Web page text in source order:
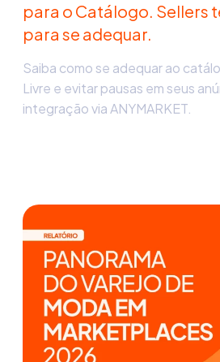
para o Catálogo. Sellers
para se adequar.
Saiba como se adequar ao
Livre e evitar pausas em seus
integração via ANYMARKET.